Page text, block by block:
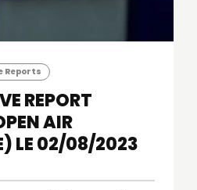
Reports
REPORT
AIR
LE 02/08/2023